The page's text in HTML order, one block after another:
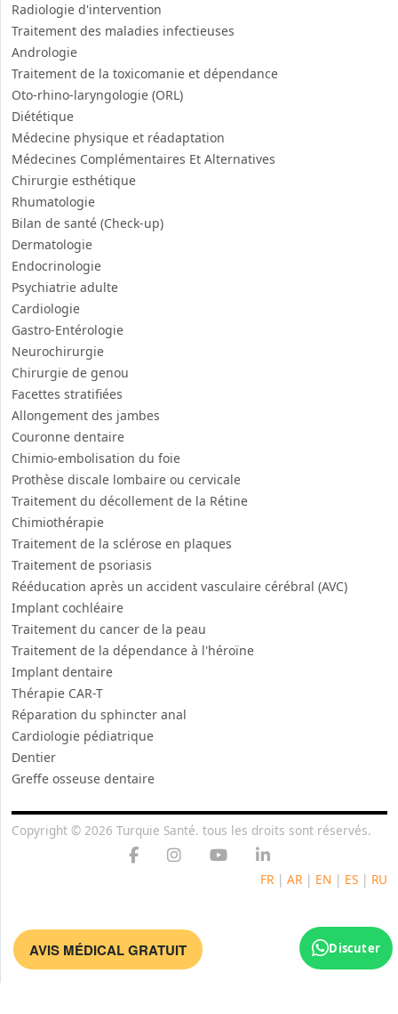
AVIS MÉDICAL GRATUIT
Radiologie d'intervention
Traitement des maladies infectieuses
Andrologie
Traitement de la toxicomanie et dépendance
Oto-rhino-laryngologie (ORL)
Diététique
Médecine physique et réadaptation
Médecines Complémentaires Et Alternatives
Chirurgie esthétique
Rhumatologie
Bilan de santé (Check-up)
Dermatologie
Endocrinologie
Psychiatrie adulte
Cardiologie
Gastro-Entérologie
Neurochirurgie
Chirurgie de genou
Facettes stratifiées
Allongement des jambes
Couronne dentaire
Chimio-embolisation du foie
Prothèse discale lombaire ou cervicale
Traitement du décollement de la Rétine
Chimiothérapie
Traitement de la sclérose en plaques
Traitement de psoriasis
Rééducation après un accident vasculaire cérébral (AVC)
Implant cochléaire
Traitement du cancer de la peau
Traitement de la dépendance à l'héroïne
Implant dentaire
Thérapie CAR-T
Réparation du sphincter anal
Cardiologie pédiatrique
Dentier
Greffe osseuse dentaire
Copyright © 2026 Turquie Santé. tous les droits sont réservés.
FR | AR | EN | ES | RU